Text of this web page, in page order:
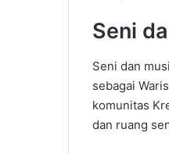
Seni
Seni dan
sebagai
komunitas
dan ruang